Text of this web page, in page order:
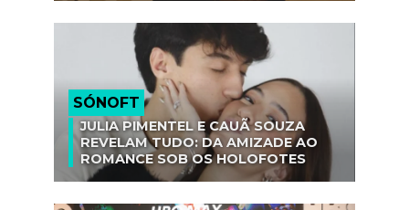
SÓNOFT
JULIA PIMENTEL E CAUÃ SOUZA
REVELAM TUDO: DA AMIZADE AO
ROMANCE SOB OS HOLOFOTES